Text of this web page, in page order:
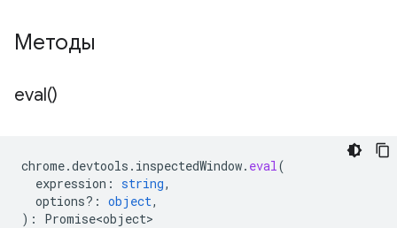
Методы
eval()
chrome.devtools . inspectedWindow. eval(
expression : string,
options? : object,
) : Promise<object>